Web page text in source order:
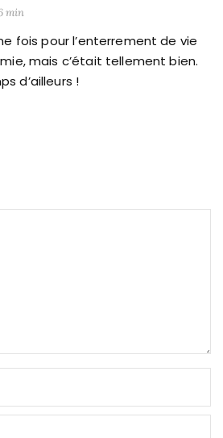
min
fois pour l’enterrement de vie
mais c’était tellement bien.
d’ailleurs !